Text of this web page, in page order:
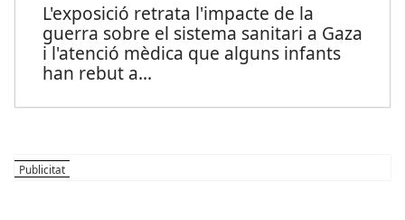
L'exposició retrata l'impacte de la
guerra sobre el sistema sanitari a Gaza
i l'atenció mèdica que alguns infants
han rebut a...